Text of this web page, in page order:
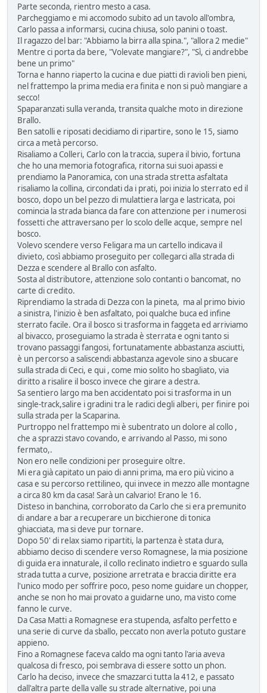
Parte seconda, rientro mesto a casa.
Parcheggiamo e mi accomodo subito ad un tavolo all'ombra,
Carlo passa a informarsi, cucina chiusa, solo panini o toast.
Il ragazzo del bar: "Abbiamo la birra alla spina.", "allora 2 medie"
Mentre ci porta da bere, "Volevate mangiare?", "Sì, ci andrebbe
bene un primo"
Torna e hanno riaperto la cucina e due piatti di ravioli ben pieni,
nel frattempo la prima media era finita e non si può mangiare a
secco!
Spaparanzati sulla veranda, transita qualche moto in direzione
Brallo.
Ben satolli e riposati decidiamo di ripartire, sono le 15, siamo
circa a metà percorso.
Risaliamo a Colleri, Carlo con la traccia, supera il bivio, fortuna
che ho una memoria fotografica, ritorna sui suoi apassi e
prendiamo la Panoramica, con una strada stretta asfaltata
risaliamo la collina, circondati da i prati, poi inizia lo sterrato ed il
bosco, dopo un bel pezzo di mulattiera larga e lastricata, poi
comincia la strada bianca da fare con attenzione per i numerosi
fossetti che attraversano per lo scolo delle acque, sempre nel
bosco.
Volevo scendere verso Feligara ma un cartello indicava il
divieto, così abbiamo proseguito per collegarci alla strada di
Dezza e scendere al Brallo con asfalto.
Sosta al distributore, attenzione solo contanti o bancomat, no
carte di credito.
Riprendiamo la strada di Dezza con la pineta, ma al primo bivio
a sinistra, l'inizio è ben asfaltato, poi qualche buca ed infine
sterrato facile. Ora il bosco si trasforma in faggeta ed arriviamo
al bivacco, proseguiamo la strada è sterrata e ogni tanto si
trovano passaggi fangosi, fortunatamente abbastanza asciutti,
è un percorso a saliscendi abbastanza agevole sino a sbucare
sulla strada di Ceci, e qui , come mio solito ho sbagliato, via
diritto a risalire il bosco invece che girare a destra.
Sa sentiero largo ma ben accidentato poi si trasforma in un
single-track,salire i gradini tra le radici degli alberi, per finire poi
sulla strada per la Scaparina.
Purtroppo nel frattempo mi è subentrato un dolore al collo ,
che a sprazzi stavo covando, e arrivando al Passo, mi sono
fermato,.
Non ero nelle condizioni per proseguire oltre.
Mi era già capitato un paio di anni prima, ma ero più vicino a
casa e su percorso rettilineo, qui invece in mezzo alle montagne
a circa 80 km da casa! Sarà un calvario! Erano le 16.
Disteso in banchina, corroborato da Carlo che si era premunito
di andare a bar a recuperare un bicchierone di tonica
ghiacciata, ma si deve pur tornare.
Dopo 50' di relax siamo ripartiti, la partenza è stata dura,
abbiamo deciso di scendere verso Romagnese, la mia posizione
di guida era innaturale, il collo reclinato indietro e sguardo sulla
strada tutta a curve, posizione arretrata e braccia diritte era
l'unico modo per soffrire poco, peso nome guidare un chopper,
anche se non ho mai provato a guidarne uno, ma visto come
fanno le curve.
Da Casa Matti a Romagnese era stupenda, asfalto perfetto e
una serie di curve da sballo, peccato non averla potuto gustare
appieno.
Fino a Romagnese faceva caldo ma ogni tanto l'aria aveva
qualcosa di fresco, poi sembrava di essere sotto un phon.
Carlo ha deciso, invece che smazzarci tutta la 412, e passato
dall'altra parte della valle su strade alternative, poi una